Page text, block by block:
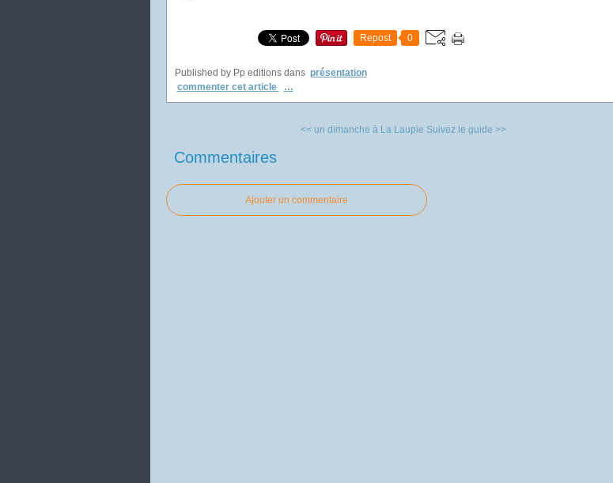
Repost 0
Published by Pp editions dans présentation
commenter cet article
…
<< un dimanche à La Laupie Suivez le guide >>
Commentaires
Ajouter un commentaire